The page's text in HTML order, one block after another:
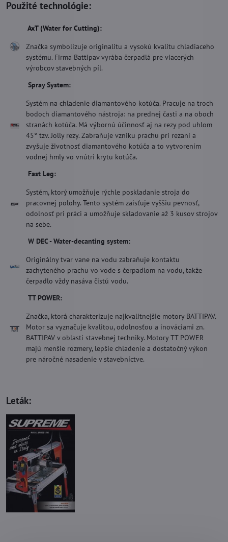
Použité technológie:
AxT (Water for Cutting):
Značka symbolizuje originalitu a vysokú kvalitu chladiaceho
systému. Firma Battipav vyrába čerpadlá pre viacerých
výrobcov stavebných píl.
Spray System:
Systém na chladenie diamantového kotúča. Pracuje na troch
bodoch diamantového nástroja: na prednej časti a na oboch
stranách kotúča. Má výbornú účinnosť aj na rezy pod uhlom
45° tzv. Jolly rezy. Zabraňuje vzniku prachu pri rezaní a
zvyšuje životnosť diamantového kotúča a to vytvorením
vodnej hmly vo vnútri krytu kotúča.
Fast Leg:
Systém, ktorý umožňuje rýchle poskladanie stroja do
pracovnej polohy. Tento systém zaisťuje vyššiu pevnosť,
odolnosť pri práci a umožňuje skladovanie až 3 kusov strojov
na sebe.
W DEC - Water-decanting system:
Originálny tvar vane na vodu zabraňuje kontaktu
zachyteného prachu vo vode s čerpadlom na vodu, takže
čerpadlo vždy nasáva čistú vodu.
TT POWER:
Značka, ktorá charakterizuje najkvalitnejšie motory BATTIPAV.
Motor sa vyznačuje kvalitou, odolnosťou a inováciami zn.
BATTIPAV v oblasti stavebnej techniky. Motory TT POWER
majú menšie rozmery, lepšie chladenie a dostatočný výkon
pre náročné nasadenie v stavebníctve.
Leták: